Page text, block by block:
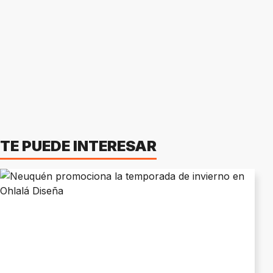
TE PUEDE INTERESAR